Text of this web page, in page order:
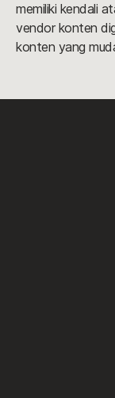
memiliki kendali
vendor konten
konten yang